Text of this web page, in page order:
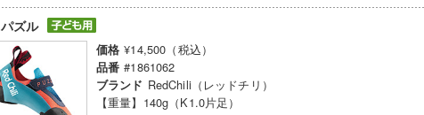
パズル
価格 ¥14,500（税込）
品番 #1861062
ブランド RedChili（レッドチリ）
【重量】140g（K1.0片足）